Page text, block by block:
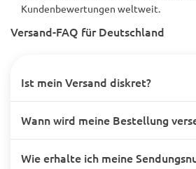
Kundenbewertungen weltweit.
Versand-FAQ für Deutschland
Ist mein Versand diskret?
Wann wird meine Bestellung
Wie erhalte ich meine